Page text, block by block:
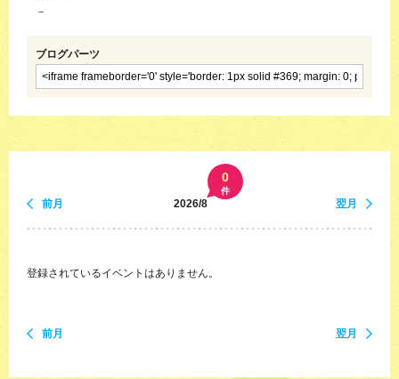
－
ブログパーツ
前月 2026/8
0
件
翌月
登録されているイベントはありません。
前月 翌月